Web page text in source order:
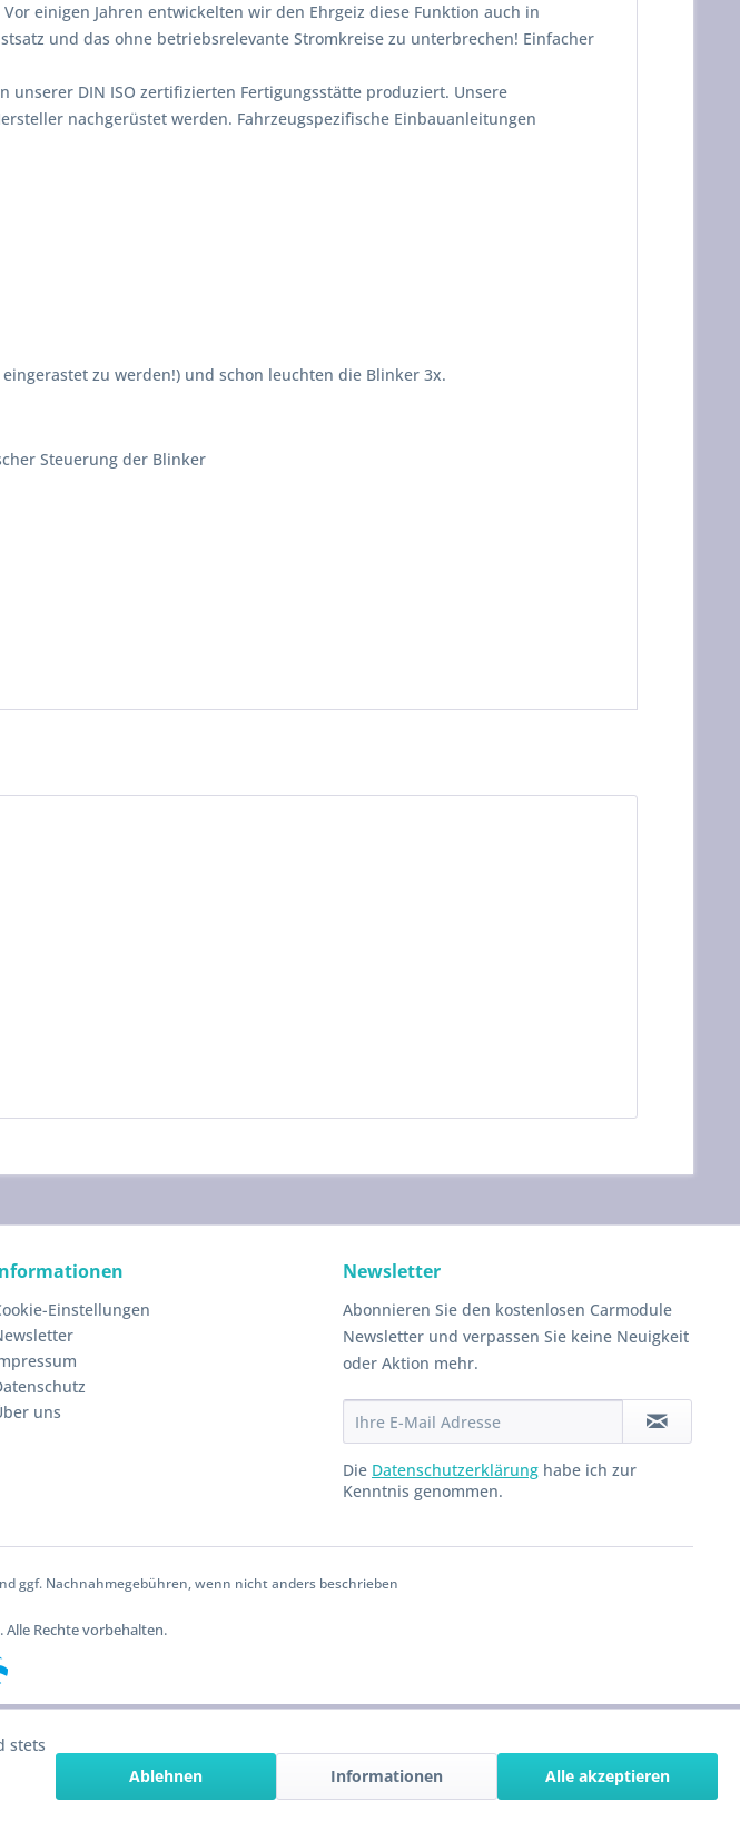
einigen Jahren entwickelten wir den Ehrgeiz diese Funktion auch in
und das ohne betriebsrelevante Stromkreise zu unterbrechen! Einfacher
DIN ISO zertifizierten Fertigungsstätte produziert. Unsere
nachgerüstet werden. Fahrzeugspezifische Einbauanleitungen
zu werden!) und schon leuchten die Blinker 3x.
Steuerung der Blinker
Einstellungen
uns
Newsletter
Abonnieren Sie den kostenlosen Carmodule
Newsletter und verpassen Sie keine Neuigkeit
oder Aktion mehr.
Die Datenschutzerklärung habe ich zur
Kenntnis genommen.
ggf. Nachnahmegebühren, wenn nicht anders beschrieben
Rechte vorbehalten.
stets
Ablehnen Informationen Alle akzeptieren